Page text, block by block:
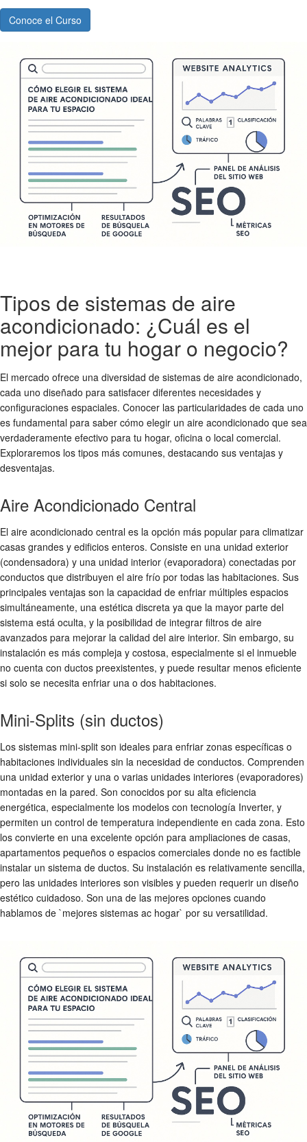
Conoce el Curso
Tipos de sistemas de aire
acondicionado: ¿Cuál es el
mejor para tu hogar o negocio?
El mercado ofrece una diversidad de sistemas de aire acondicionado,
cada uno diseñado para satisfacer diferentes necesidades y
configuraciones espaciales. Conocer las particularidades de cada uno
es fundamental para saber cómo elegir un aire acondicionado que sea
verdaderamente efectivo para tu hogar, oficina o local comercial.
Exploraremos los tipos más comunes, destacando sus ventajas y
desventajas.
Aire Acondicionado Central
El aire acondicionado central es la opción más popular para climatizar
casas grandes y edificios enteros. Consiste en una unidad exterior
(condensadora) y una unidad interior (evaporadora) conectadas por
conductos que distribuyen el aire frío por todas las habitaciones. Sus
principales ventajas son la capacidad de enfriar múltiples espacios
simultáneamente, una estética discreta ya que la mayor parte del
sistema está oculta, y la posibilidad de integrar filtros de aire
avanzados para mejorar la calidad del aire interior. Sin embargo, su
instalación es más compleja y costosa, especialmente si el inmueble
no cuenta con ductos preexistentes, y puede resultar menos eficiente
si solo se necesita enfriar una o dos habitaciones.
Mini-Splits (sin ductos)
Los sistemas mini-split son ideales para enfriar zonas específicas o
habitaciones individuales sin la necesidad de conductos. Comprenden
una unidad exterior y una o varias unidades interiores (evaporadores)
montadas en la pared. Son conocidos por su alta eficiencia
energética, especialmente los modelos con tecnología Inverter, y
permiten un control de temperatura independiente en cada zona. Esto
los convierte en una excelente opción para ampliaciones de casas,
apartamentos pequeños o espacios comerciales donde no es factible
instalar un sistema de ductos. Su instalación es relativamente sencilla,
pero las unidades interiores son visibles y pueden requerir un diseño
estético cuidadoso. Son una de las mejores opciones cuando
hablamos de `mejores sistemas ac hogar` por su versatilidad.